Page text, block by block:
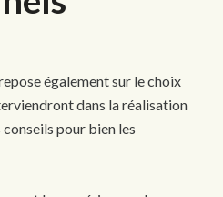
également sur le choix
dans la réalisation
pour bien les